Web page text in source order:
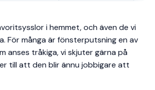
i hemmet, och även de vi
För många är fönsterputsning en av
anses tråkiga, vi skjuter gärna på
till att den blir ännu jobbigare att